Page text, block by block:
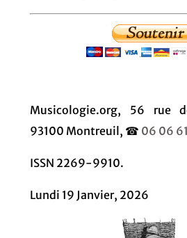
Musicologie.org, 56 rue
93100 Montreuil, ☎ 06 06
ISSN 2269-9910.
Lundi 19 Janvier, 2026